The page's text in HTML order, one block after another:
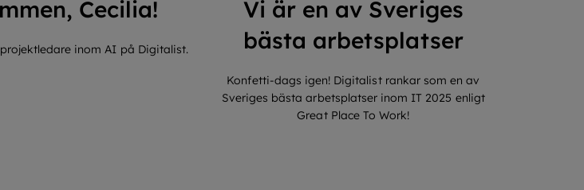
Cecilia!
inom AI på Digitalist.
Vi är en av Sveriges
bästa arbetsplatser
Konfetti-dags igen! Digitalist rankar som en av
Sveriges bästa arbetsplatser inom IT 2025 enligt
Great Place To Work!